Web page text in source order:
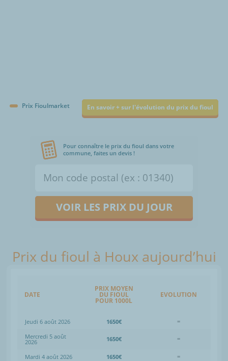
Prix Fioulmarket En savoir + sur l'évolution du prix du fioul
Pour connaître le prix du fioul dans votre
commune, faites un devis !
VOIR LES PRIX DU JOUR
Prix du fioul à Houx aujourd’hui
DATE
PRIX MOYEN
DU FIOUL
POUR 1000L
EVOLUTION
Jeudi 6 août 2026 1650€
=
Mercredi 5 août
2026 1650€ =
Mardi 4 août 2026 1650€
=